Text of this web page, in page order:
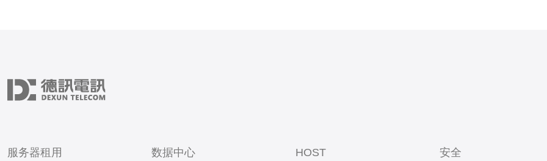
服务器租用 数据中心 HOST 安全